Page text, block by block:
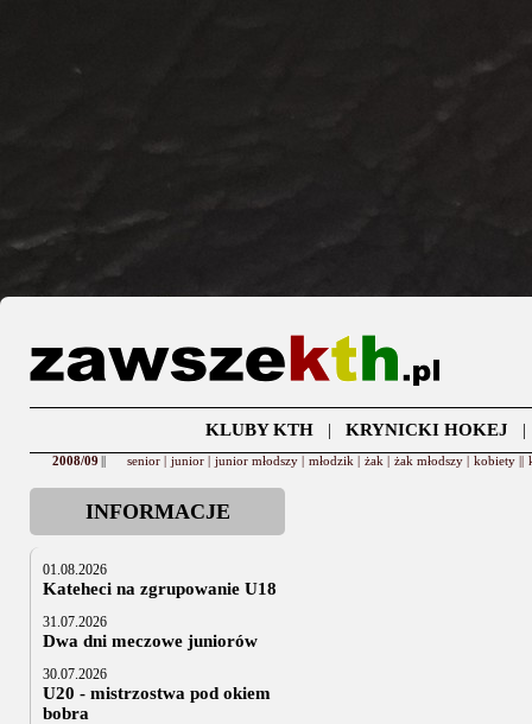
KLUBY KTH| KRYNICKI HOKEJ
2008/09 || senior | junior | junior młodszy | młodzik | żak | żak młodszy | kobiety ||
INFORMACJE
01.08.2026
Kateheci na zgrupowanie U18
31.07.2026
Dwa dni meczowe juniorów
30.07.2026
U20 - mistrzostwa pod okiem
bobra